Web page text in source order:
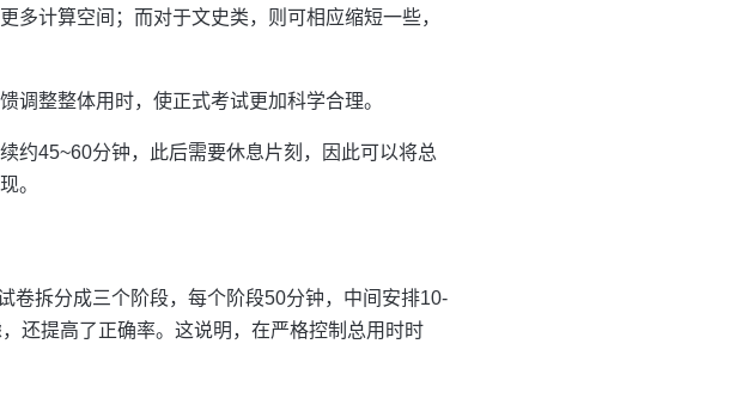
多计算空间；而对于文史类，则可相应缩短一些，
调整整体用时，使正式考试更加科学合理。
约45~60分钟，此后需要休息片刻，因此可以将总
。
卷拆分成三个阶段，每个阶段50分钟，中间安排10-
还提高了正确率。这说明，在严格控制总用时时